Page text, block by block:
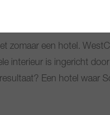
zomaar een hotel.
interieur is ingericht
Een hotel waar